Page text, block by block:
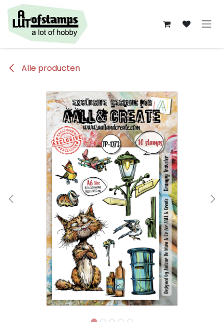
Overslaan naar inhoud
Alle producten